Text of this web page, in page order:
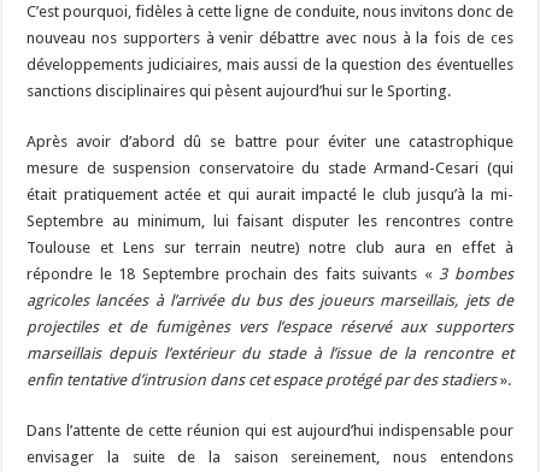
C’est pourquoi, fidèles à cette ligne de conduite, nous invitons donc de
nouveau nos supporters à venir débattre avec nous à la fois de ces
développements judiciaires, mais aussi de la question des éventuelles
sanctions disciplinaires qui pèsent aujourd’hui sur le Sporting.
Après avoir d’abord dû se battre pour éviter une catastrophique
mesure de suspension conservatoire du stade Armand-Cesari (qui
était pratiquement actée et qui aurait impacté le club jusqu’à la mi-
Septembre au minimum, lui faisant disputer les rencontres contre
Toulouse et Lens sur terrain neutre) notre club aura en effet à
répondre le 18 Septembre prochain des faits suivants « 3 bombes
agricoles lancées à l’arrivée du bus des joueurs marseillais, jets de
projectiles et de fumigènes vers l’espace réservé aux supporters
marseillais depuis l’extérieur du stade à l’issue de la rencontre et
enfin tentative d’intrusion dans cet espace protégé par des stadiers».
Dans l’attente de cette réunion qui est aujourd’hui indispensable pour
envisager la suite de la saison sereinement, nous entendons